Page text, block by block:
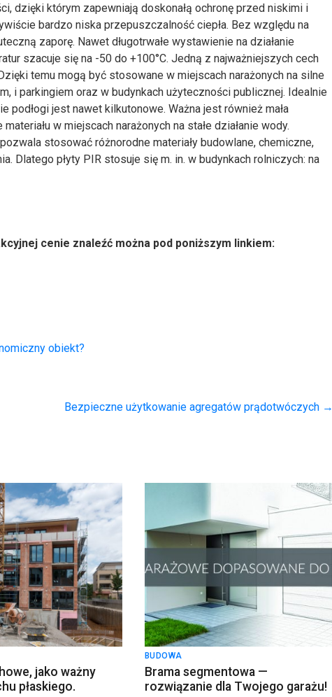
dzięki którym zapewniają doskonałą ochronę przed niskimi i
bardzo niska przepuszczalność ciepła. Bez względu na
zaporę. Nawet długotrwałe wystawienie na działanie
szacuje się na -50 do +100°C. Jedną z najważniejszych cech
temu mogą być stosowane w miejscach narażonych na silne
i parkingiem oraz w budynkach użyteczności publicznej. Idealnie
jest nawet kilkutonowe. Ważna jest również mała
w miejscach narażonych na stałe działanie wody.
stosować różnorodne materiały budowlane, chemiczne,
Dlatego płyty PIR stosuje się m. in. w budynkach rolniczych: na
cenie znaleźć można pod poniższym linkiem:
obiekt?
Bezpieczne użytkowanie agregatów prądotwóczych →
jako ważny
płaskiego.
BUDOWA
Brama segmentowa —
rozwiązanie dla Twojego garażu!